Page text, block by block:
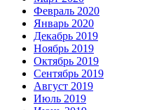
Февраль 2020
Январь 2020
Декабрь 2019
Ноябрь 2019
Октябрь 2019
Сентябрь 2019
Август 2019
Июль 2019